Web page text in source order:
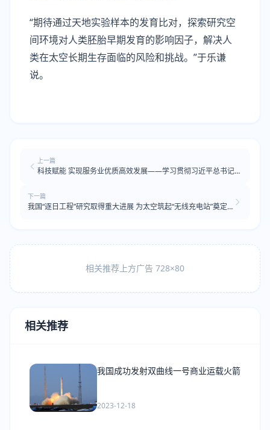
“期待通过天地实验样本的发育比对，探索研究空
间环境对人类胚胎早期发育的影响因子，解决人
类在太空长期生存面临的风险和挑战。”于乐谦
说。
上一篇
科技赋能 实现服务业优质高效发展——学习贯彻习近平总书记就
下一篇
我国“逐日工程”研究取得重大进展 为太空筑起“无线充电站”奠定
相关推荐上方广告 728×80
相关推荐
我国成功发射双曲线一号商业运载火箭
2023-12-18